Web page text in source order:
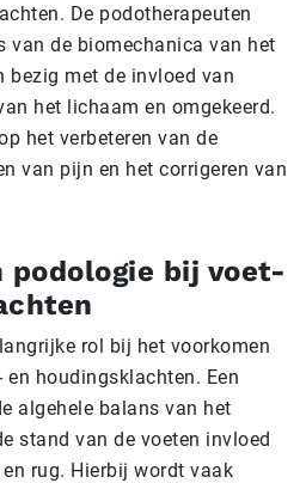
De podotherapeuten
van de biomechanica van het
bezig met de invloed van
het lichaam en omgekeerd.
het verbeteren van de
van pijn en het corrigeren van
podologie bij voet-
rol bij het voorkomen
en houdingsklachten. Een
algehele balans van het
stand van de voeten invloed
rug. Hierbij wordt vaak